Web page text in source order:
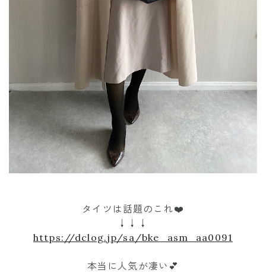
タイツは話題のこれ❤️
↓↓↓
https://dclog.jp/sa/bke_asm_aa0091
本当に人気が凄い💕